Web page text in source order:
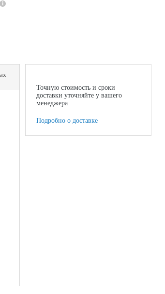
Точную стоимость и сроки
доставки уточняйте у вашего
менеджера
Подробно о доставке